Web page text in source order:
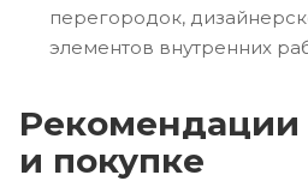
перегородок,
элементов внутренних
Рекомендации
и покупке